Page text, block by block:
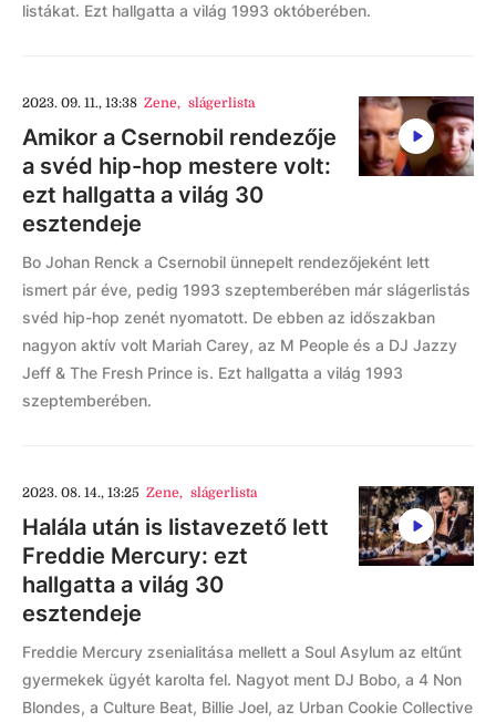
listákat. Ezt hallgatta a világ 1993 októberében.
2023. 09. 11., 13:38 Zene, slágerlista
Amikor a Csernobil rendezője
a svéd hip-hop mestere volt:
ezt hallgatta a világ 30
esztendeje
Bo Johan Renck a Csernobil ünnepelt rendezőjeként lett
ismert pár éve, pedig 1993 szeptemberében már slágerlistás
svéd hip-hop zenét nyomatott. De ebben az időszakban
nagyon aktív volt Mariah Carey, az M People és a DJ Jazzy
Jeff & The Fresh Prince is. Ezt hallgatta a világ 1993
szeptemberében.
2023. 08. 14., 13:25 Zene, slágerlista
Halála után is listavezető lett
Freddie Mercury: ezt
hallgatta a világ 30
esztendeje
Freddie Mercury zsenialitása mellett a Soul Asylum az eltűnt
gyermekek ügyét karolta fel. Nagyot ment DJ Bobo, a 4 Non
Blondes, a Culture Beat, Billie Joel, az Urban Cookie Collective